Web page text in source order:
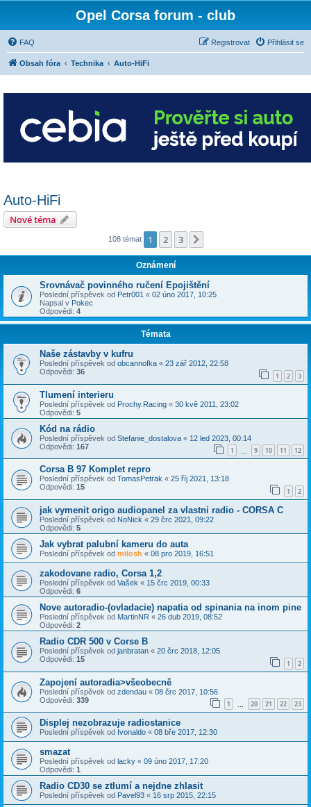
Opel Corsa forum - club
FAQ Přihlásit se
Registrovat
Obsah fóra Technika Auto-HiFi
Auto-HiFi
Nové téma
108 témat 1 2 3
Oznámení
Srovnávač povinného ručení Epojištění
Poslední příspěvek od Petr001 « 02 úno 2017, 10:25
Napsal v Pokec
Odpovědi: 4
Témata
Naše zástavby v kufru
Poslední příspěvek od obcannofka « 23 zář 2012, 22:58
Odpovědi: 36 1 2 3
Tlumení interieru
Poslední příspěvek od Prochy.Racing « 30 kvě 2011, 23:02
Odpovědi: 5
Kód na rádio
Poslední příspěvek od Stefanie_dostalova « 12 led 2023, 00:14
Odpovědi: 167 1 9 10 11 12
Corsa B 97 Komplet repro
Poslední příspěvek od TomasPetrak « 25 říj 2021, 13:18
Odpovědi: 15 1 2
jak vymenit origo audiopanel za vlastni radio - CORSA C
Poslední příspěvek od NoNick « 29 črc 2021, 09:22
Odpovědi: 5
Jak vybrat palubní kameru do auta
Poslední příspěvek od milosh « 08 pro 2019, 16:51
zakodovane radio, Corsa 1,2
Poslední příspěvek od Vašek « 15 črc 2019, 00:33
Odpovědi: 6
Nove autoradio-(ovladacie) napatia od spinania na inom pine
Poslední příspěvek od MartinNR « 26 dub 2019, 08:52
Odpovědi: 2
Radio CDR 500 v Corse B
Poslední příspěvek od janbratan « 20 črc 2018, 12:05
Odpovědi: 15 1 2
Zapojení autoradia>všeobecně
Poslední příspěvek od zdendau « 08 črc 2017, 10:56
Odpovědi: 339 1 20 21 22 23
Displej nezobrazuje radiostanice
Poslední příspěvek od Ivonaldo « 08 bře 2017, 12:30
smazat
Poslední příspěvek od lacky « 09 úno 2017, 17:20
Odpovědi: 1
Radio CD30 se ztlumí a nejdne zhlasit
Poslední příspěvek od Pavel93 « 16 srp 2015, 22:15